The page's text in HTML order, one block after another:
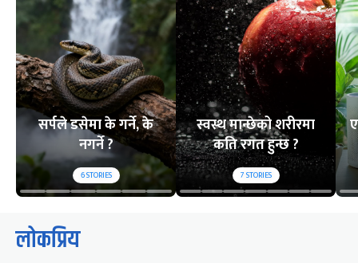
सर्पले डसेमा के गर्ने, के
नगर्ने ?
6STORIES
स्वस्थ मान्छेको शरीरमा
कति रगत हुन्छ ?
7STORIES
लोकप्रिय